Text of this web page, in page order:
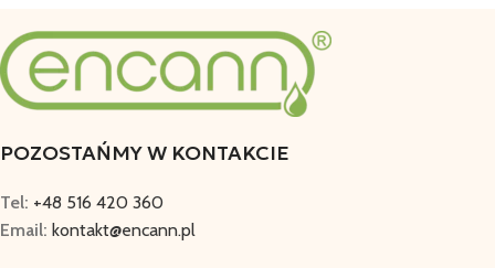
POZOSTAŃMY W KONTAKCIE
Tel: +48 516 420 360
Email: kontakt@encann.pl